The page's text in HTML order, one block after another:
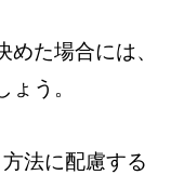
た場合には、
う。
法に配慮する